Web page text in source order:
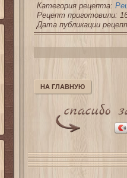
Категория рецепта:
Рецепт приготовили:
Дата публикации
НА ГЛАВНУЮ